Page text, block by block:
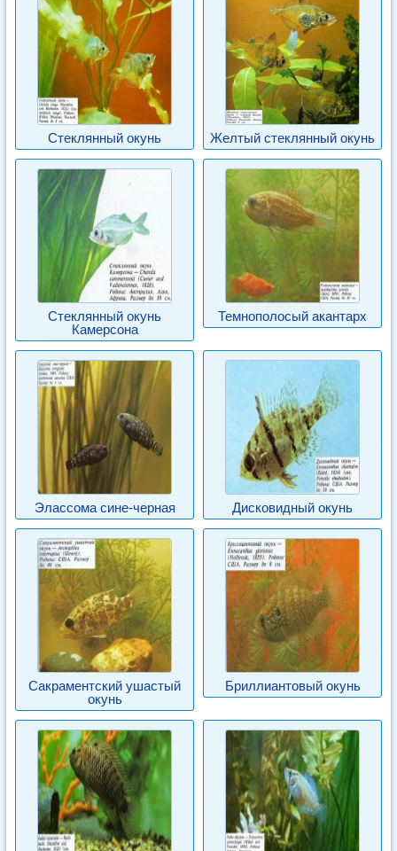
Стеклянный окунь Желтый стеклянный окунь
Стеклянный окунь
Камерсона
Темнополосый акантарх
Элассома сине-черная Дисковидный окунь
Сакраментский ушастый
окунь
Бриллиантовый окунь